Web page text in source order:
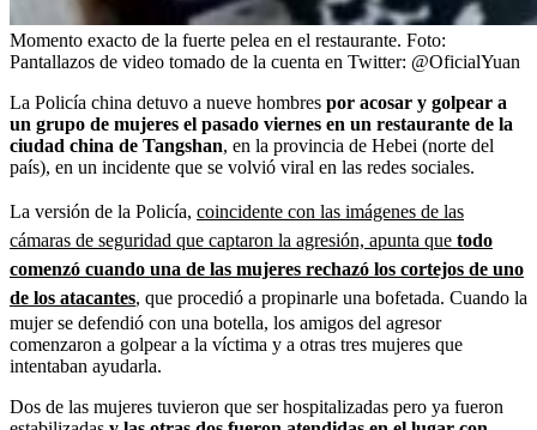
Momento exacto de la fuerte pelea en el restaurante. Foto:
Pantallazos de video tomado de la cuenta en Twitter: @OficialYuan
La Policía china detuvo a nueve hombres por acosar y golpear a
un grupo de mujeres el pasado viernes en un restaurante de la
ciudad china de Tangshan, en la provincia de Hebei (norte del
país), en un incidente que se volvió viral en las redes sociales.
La versión de la Policía, coincidente con las imágenes de las
cámaras de seguridad que captaron la agresión, apunta que todo
comenzó cuando una de las mujeres rechazó los cortejos de uno
de los atacantes, que procedió a propinarle una bofetada. Cuando la
mujer se defendió con una botella, los amigos del agresor
comenzaron a golpear a la víctima y a otras tres mujeres que
intentaban ayudarla.
Dos de las mujeres tuvieron que ser hospitalizadas pero ya fueron